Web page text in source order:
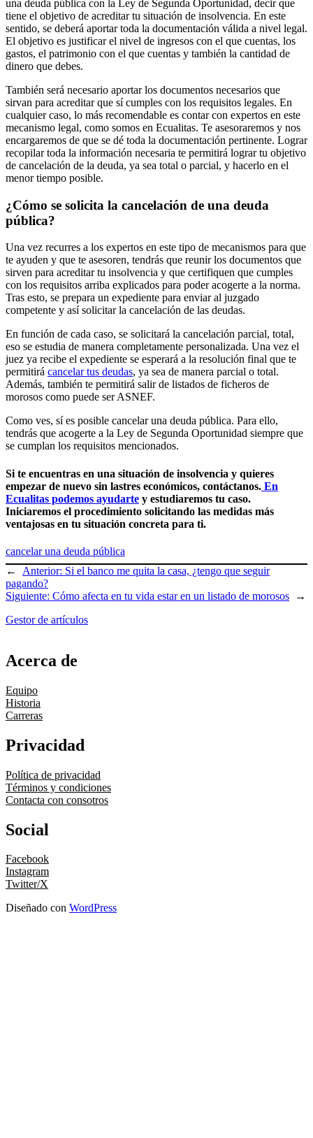
una deuda pública con la Ley de Segunda Oportunidad, decir que
tiene el objetivo de acreditar tu situación de insolvencia. En este
sentido, se deberá aportar toda la documentación válida a nivel legal.
El objetivo es justificar el nivel de ingresos con el que cuentas, los
gastos, el patrimonio con el que cuentas y también la cantidad de
dinero que debes.
También será necesario aportar los documentos necesarios que
sirvan para acreditar que sí cumples con los requisitos legales. En
cualquier caso, lo más recomendable es contar con expertos en este
mecanismo legal, como somos en Ecualitas. Te asesoraremos y nos
encargaremos de que se dé toda la documentación pertinente. Lograr
recopilar toda la información necesaria te permitirá lograr tu objetivo
de cancelación de la deuda, ya sea total o parcial, y hacerlo en el
menor tiempo posible.
¿Cómo se solicita la cancelación de una deuda
pública?
Una vez recurres a los expertos en este tipo de mecanismos para que
te ayuden y que te asesoren, tendrás que reunir los documentos que
sirven para acreditar tu insolvencia y que certifiquen que cumples
con los requisitos arriba explicados para poder acogerte a la norma.
Tras esto, se prepara un expediente para enviar al juzgado
competente y así solicitar la cancelación de las deudas.
En función de cada caso, se solicitará la cancelación parcial, total,
eso se estudia de manera completamente personalizada. Una vez el
juez ya recibe el expediente se esperará a la resolución final que te
permitirá cancelar tus deudas, ya sea de manera parcial o total.
Además, también te permitirá salir de listados de ficheros de
morosos como puede ser ASNEF.
Como ves, sí es posible cancelar una deuda pública. Para ello,
tendrás que acogerte a la Ley de Segunda Oportunidad siempre que
se cumplan los requisitos mencionados.
Si te encuentras en una situación de insolvencia y quieres
empezar de nuevo sin lastres económicos, contáctanos. En
Ecualitas podemos ayudarte y estudiaremos tu caso.
Iniciaremos el procedimiento solicitando las medidas más
ventajosas en tu situación concreta para ti.
cancelar una deuda pública
←
Anterior: Si el banco me quita la casa, ¿tengo que seguir
pagando?
Siguiente: Cómo afecta en tu vida estar en un listado de morosos
→
Gestor de artículos
Acerca de
Equipo
Historia
Carreras
Privacidad
Política de privacidad
Términos y condiciones
Contacta con consotros
Social
Facebook
Instagram
Twitter/X
Diseñado con WordPress